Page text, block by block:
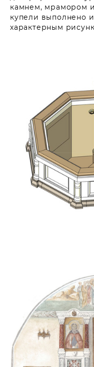
камнем, мрамором
купели выполнено
характерным